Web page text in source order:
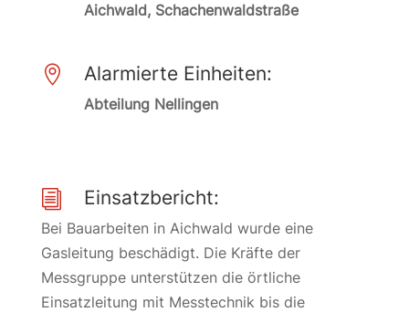
Aichwald, Schachenwaldstraße
 Alarmierte Einheiten:
Abteilung Nellingen
i Einsatzbericht:
Bei Bauarbeiten in Aichwald wurde eine
Gasleitung beschädigt. Die Kräfte der
Messgruppe unterstützen die örtliche
Einsatzleitung mit Messtechnik bis die